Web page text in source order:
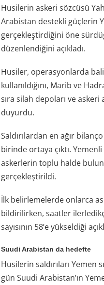
Husilerin askeri sözcüsü
Arabistan destekli güçlerin
gerçekleştirdiğini öne
düzenlendiğini açıkladı.
Husiler, operasyonlarda
kullanıldığını, Marib ve
sıra silah depoları ve askeri
duyurdu.
Saldırılardan en ağır
birinde ortaya çıktı.
askerlerin toplu halde
gerçekleştirildi.
İlk belirlemelerde onlarca
bildirilirken, saatler
sayısının 58’e yükseldiği
Suudi Arabistan da hedefte
Husilerin saldırıları Yemen
gün Suudi Arabistan’ın